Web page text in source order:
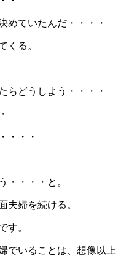
めていたんだ・・・・
くる。
らどうしよう・・・・
・・・
・・・・と。
夫婦を続ける。
す。
でいることは、想像以上